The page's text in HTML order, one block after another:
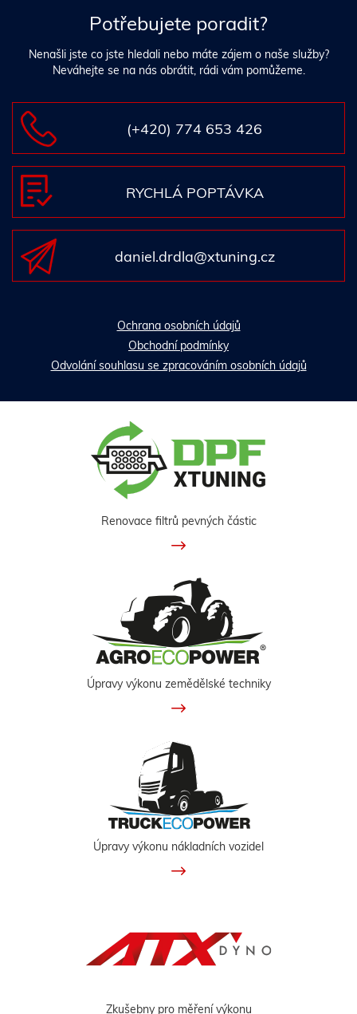
Potřebujete poradit?
Nenašli jste co jste hledali nebo máte zájem o naše služby?
Neváhejte se na nás obrátit, rádi vám pomůžeme.
(+420) 774 653 426
RYCHLÁ POPTÁVKA
daniel.drdla@xtuning.cz
Ochrana osobních údajů
Obchodní podmínky
Odvolání souhlasu se zpracováním osobních údajů
Renovace filtrů pevných částic
Úpravy výkonu zemědělské techniky
Úpravy výkonu nákladních vozidel
Zkušebny pro měření výkonu